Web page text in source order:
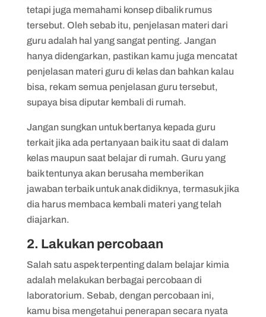
tetapi juga memahami konsep dibalik rumus
tersebut. Oleh sebab itu, penjelasan materi dari
guru adalah hal yang sangat penting. Jangan
hanya didengarkan, pastikan kamu juga mencatat
penjelasan materi guru di kelas dan bahkan kalau
bisa, rekam semua penjelasan guru tersebut,
supaya bisa diputar kembali di rumah.
Jangan sungkan untuk bertanya kepada guru
terkait jika ada pertanyaan baik itu saat di dalam
kelas maupun saat belajar di rumah. Guru yang
baik tentunya akan berusaha memberikan
jawaban terbaik untuk anak didiknya, termasuk jika
dia harus membaca kembali materi yang telah
diajarkan.
2. Lakukan percobaan
Salah satu aspek terpenting dalam belajar kimia
adalah melakukan berbagai percobaan di
laboratorium. Sebab, dengan percobaan ini,
kamu bisa mengetahui penerapan secara nyata